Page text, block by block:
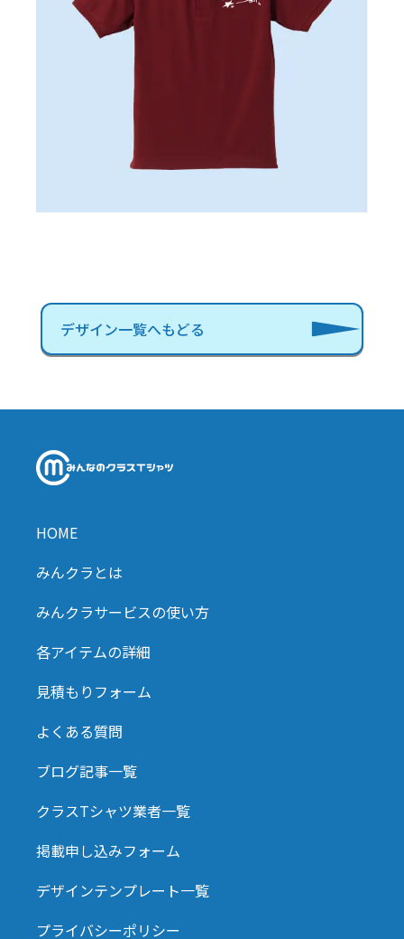
デザイン一覧へもどる
HOME
みんクラとは
みんクラサービスの使い方
各アイテムの詳細
見積もりフォーム
よくある質問
ブログ記事一覧
クラスTシャツ業者一覧
掲載申し込みフォーム
デザインテンプレート一覧
プライバシーポリシー